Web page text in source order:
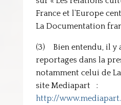
France et l’Europe
La Documentation
(3) Bien entendu, il y
reportages dans la
notamment celui de
site Mediapart :
http://